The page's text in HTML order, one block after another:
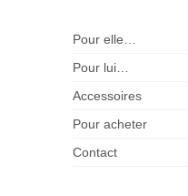
Pour elle…
Pour lui…
Accessoires
Pour acheter
Contact